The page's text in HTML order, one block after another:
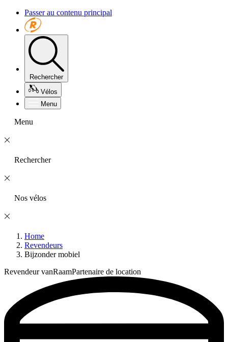
Passer au contenu principal
Rechercher
Vélos
Menu
Menu
Rechercher
Nos vélos
Home
Revendeurs
Bijzonder mobiel
Revendeur vanRaamPartenaire de location